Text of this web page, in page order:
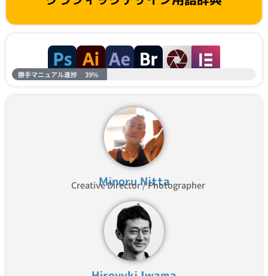
勝手マニュアル進捗 39%
Minoru Nitta
Creative Director / Photographer